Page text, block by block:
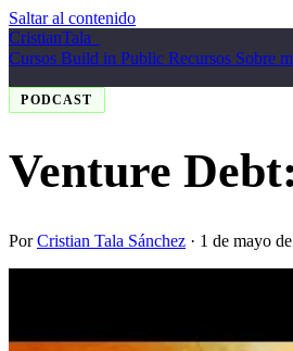
Saltar al contenido
CristianTala
Cursos Build in Public Recursos Sobre
PODCAST
Venture
PorCristian Tala Sánchez · 1 de mayo